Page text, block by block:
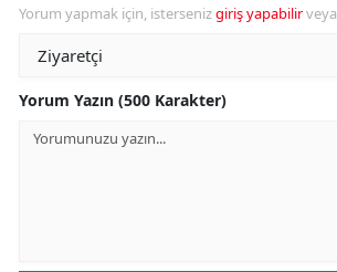
Yorum yapmak için, istersenizgiriş yapabilirveya
Yorum Yazın (500 Karakter)